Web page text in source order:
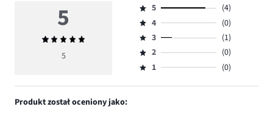
5
Średnia
ocena
5
Ocena
5,
ilość
głosów
4.
5
(4)
Ocena
4,
ilość
głosów
4
(0)
Ocena
3,
ilość
3
(1)
Ocena
2,
2
(0)
Ocena
1,
1 (0)
Produkt został oceniony jako: